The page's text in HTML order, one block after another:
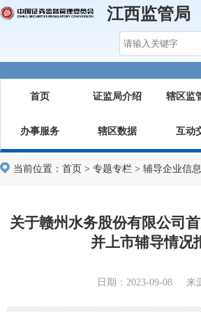
江西监管局
首页 证监局介绍 辖区监
办事服务 辖区数据 互动
当前位置： 首页 > 专题专栏 > 辅导企业信息
关于赣州水务股份有限公司
并上市辅导情况
日期：2023-09-08 来